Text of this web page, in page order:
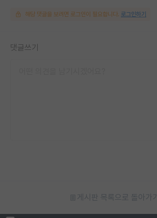
해당 댓글을 보려면 로그인이 필요합니다. 로그인하기
댓글쓰기
게시판 목록으로 돌아가기